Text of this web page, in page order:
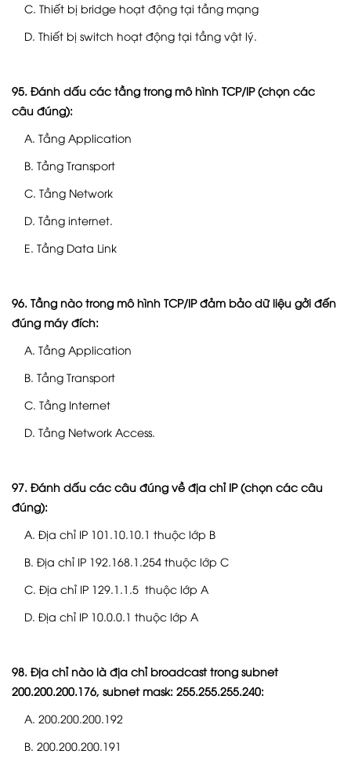
C. Thiết bị bridge hoạt động tại tầng mạng
D. Thiết bị switch hoạt động tại tầng vật lý.
95. Đánh dấu các tầng trong mô hình TCP/IP (chọn các
câu đúng):
A. Tầng Application
B. Tầng Transport
C. Tầng Network
D. Tầng internet.
E. Tầng Data Link
96. Tầng nào trong mô hình TCP/IP đảm bảo dữ liệu gởi đến
đúng máy đích:
A. Tầng Application
B. Tầng Transport
C. Tầng Internet
D. Tầng Network Access.
97. Đánh dấu các câu đúng về địa chỉ IP (chọn các câu
đúng):
A. Địa chỉ IP 101.10.10.1 thuộc lớp B
B. Địa chỉ IP 192.168.1.254 thuộc lớp C
C. Địa chỉ IP 129.1.1.5 thuộc lớp A
D. Địa chỉ IP 10.0.0.1 thuộc lớp A
98. Địa chỉ nào là địa chỉ broadcast trong subnet
200.200.200.176, subnet mask: 255.255.255.240:
A. 200.200.200.192
B. 200.200.200.191